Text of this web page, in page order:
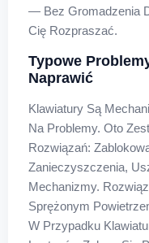
— Bez Gromadzenia
Cię Rozpraszać.
Typowe
Naprawić
Klawiatury Są
Na Problemy. Oto
Rozwiązań:
Zanieczyszczenia,
Mechanizmy.
Sprężonym
W Przypadku